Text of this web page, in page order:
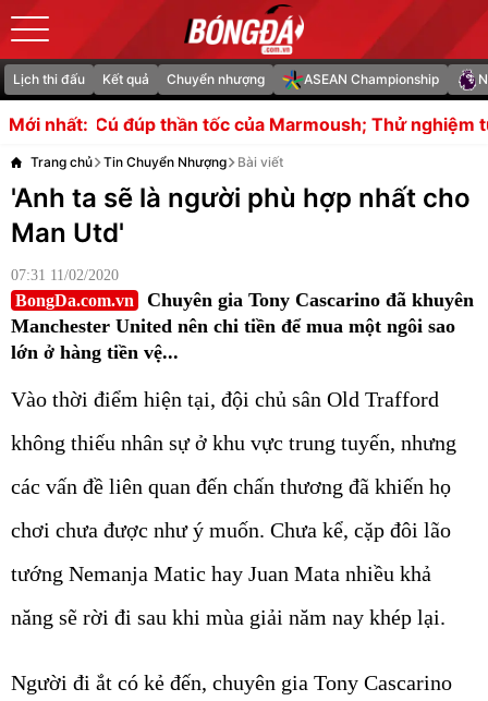
Lịch thi đấu Kết quả Chuyển nhượng ASEAN Championship
Mới nhất:
tốc của Marmoush; Thử nghiệm từ Maresca
Trang chủ Tin Chuyển Nhượng Bài viết
'Anh ta sẽ là người phù hợp nhất cho
Man Utd'
07:31 11/02/2020
BongDa.com.vn
Chuyên gia Tony Cascarino đã khuyên
Manchester United nên chi tiền để mua một ngôi sao
lớn ở hàng tiền vệ...
Vào thời điểm hiện tại, đội chủ sân Old Trafford
không thiếu nhân sự ở khu vực trung tuyến, nhưng
các vấn đề liên quan đến chấn thương đã khiến họ
chơi chưa được như ý muốn. Chưa kể, cặp đôi lão
tướng Nemanja Matic hay Juan Mata nhiều khả
năng sẽ rời đi sau khi mùa giải năm nay khép lại.
Người đi ắt có kẻ đến, chuyên gia Tony Cascarino